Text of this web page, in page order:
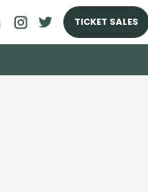
TICKET SALES